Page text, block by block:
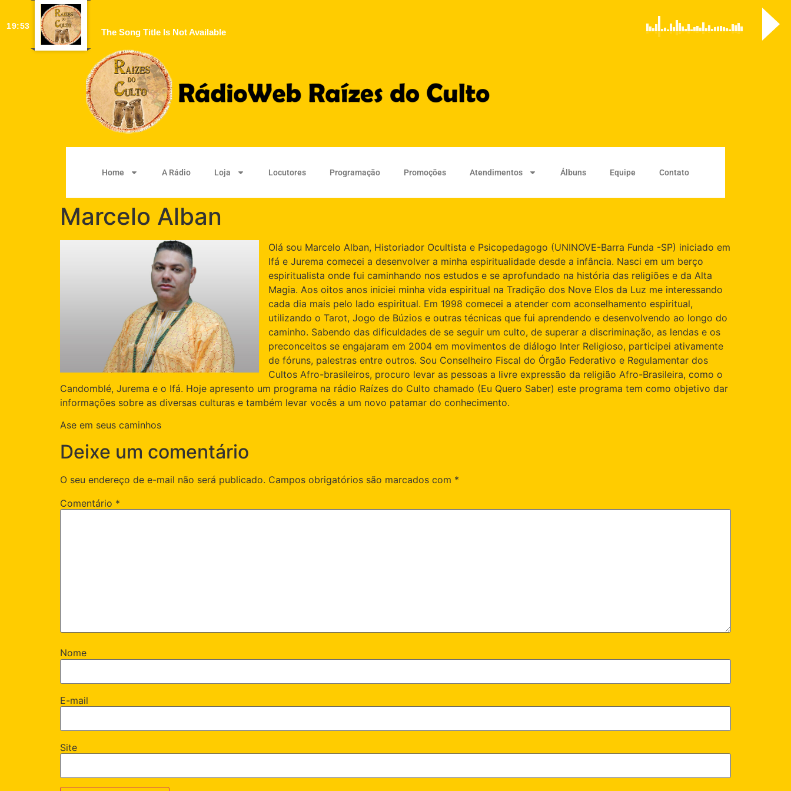
19:53
The Song Title Is Not Available
Home A Rádio Loja Locutores Programação Promoções Atendimentos Álbuns Equipe Contato
Marcelo Alban
Olá sou Marcelo Alban, Historiador Ocultista e Psicopedagogo (UNINOVE-Barra Funda -SP) iniciado em
Ifá e Jurema comecei a desenvolver a minha espiritualidade desde a infância. Nasci em um berço
espiritualista onde fui caminhando nos estudos e se aprofundado na história das religiões e da Alta
Magia. Aos oitos anos iniciei minha vida espiritual na Tradição dos Nove Elos da Luz me interessando
cada dia mais pelo lado espiritual. Em 1998 comecei a atender com aconselhamento espiritual,
utilizando o Tarot, Jogo de Búzios e outras técnicas que fui aprendendo e desenvolvendo ao longo do
caminho. Sabendo das dificuldades de se seguir um culto, de superar a discriminação, as lendas e os
preconceitos se engajaram em 2004 em movimentos de diálogo Inter Religioso, participei ativamente
de fóruns, palestras entre outros. Sou Conselheiro Fiscal do Órgão Federativo e Regulamentar dos
Cultos Afro-brasileiros, procuro levar as pessoas a livre expressão da religião Afro-Brasileira, como o
Candomblé, Jurema e o Ifá. Hoje apresento um programa na rádio Raízes do Culto chamado (Eu Quero Saber) este programa tem como objetivo dar
informações sobre as diversas culturas e também levar vocês a um novo patamar do conhecimento.
Ase em seus caminhos
Deixe um comentário
O seu endereço de e-mail não será publicado. Campos obrigatórios são marcados com *
Comentário *
Nome
E-mail
Site